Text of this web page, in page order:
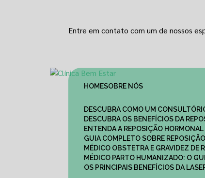
Entre em contato com um de nossos
HOME
SOBRE NÓS
DESCUBRA COMO UM
DESCUBRA OS BENEFÍCIOS DA
ENTENDA A REPOSIÇÃO
GUIA COMPLETO SOBRE
MÉDICO OBSTETRA E GRAVIDEZ
MÉDICO PARTO HUMANIZADO: O
OS PRINCIPAIS BENEFÍCIOS DA